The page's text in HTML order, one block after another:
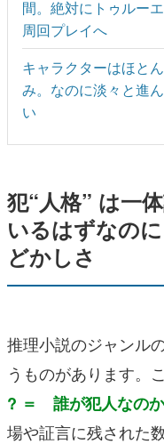
間。絶対にトゥルー
周回プレイへ
キャラクターはほと
み。なのに淡々と進
い
犯“人格” は一
いるはずなの
どかしさ
推理小説のジャンル
うものがあります。
? ＝ 誰が犯人なのか
場や証言に残された